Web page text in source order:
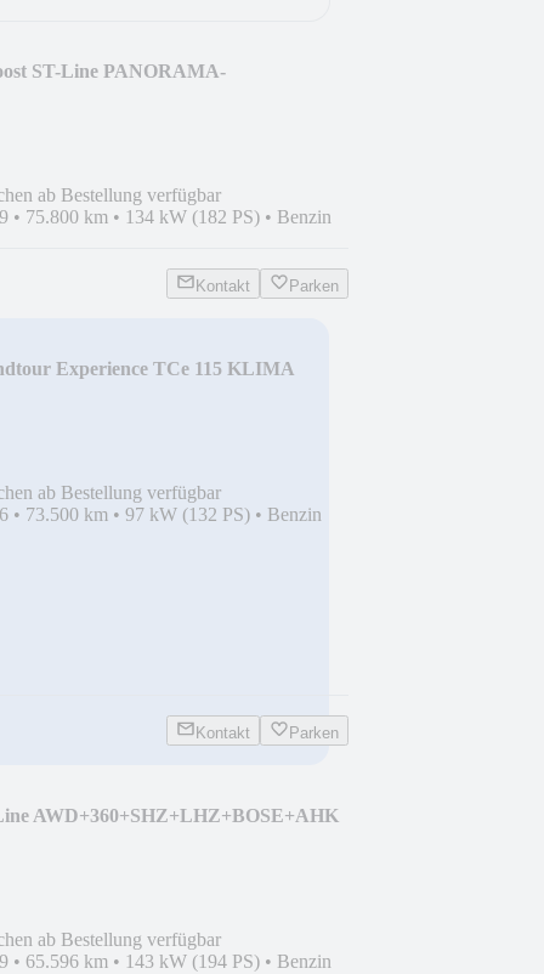
ST-Line PANORAMA-
ab Bestellung verfügbar
• 75.800 km • 134 kW (182 PS) • Benzin
Kontakt Parken
Experience TCe 115 KLIMA
ab Bestellung verfügbar
• 73.500 km • 97 kW (132 PS) • Benzin
Kontakt Parken
AWD+360+SHZ+LHZ+BOSE+AHK
ab Bestellung verfügbar
• 65.596 km • 143 kW (194 PS) • Benzin